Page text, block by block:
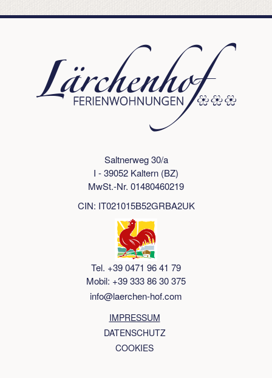
Saltnerweg 30/a
I - 39052 Kaltern (BZ)
MwSt.-Nr. 01480460219
CIN: IT021015B52GRBA2UK
Tel. +39 0471 96 41 79
Mobil: +39 333 86 30 375
info@laerchen-hof.com
IMPRESSUM
DATENSCHUTZ
COOKIES